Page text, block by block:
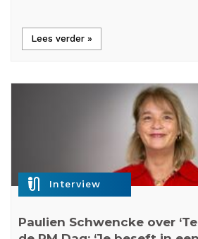
Lees verder »
mic_external_on Interview
Paulien Schwencke over